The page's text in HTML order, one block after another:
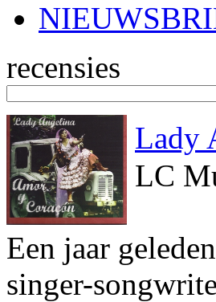
recensies
Lady
LC
Een jaar
singer-